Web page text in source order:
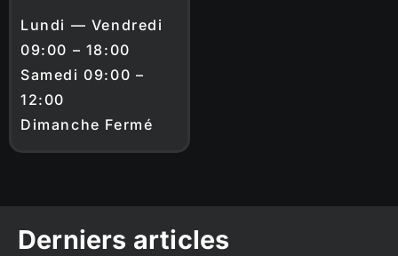
Lundi — Vendredi
09:00 – 18:00
Samedi 09:00 –
12:00
Dimanche Fermé
Derniers articles